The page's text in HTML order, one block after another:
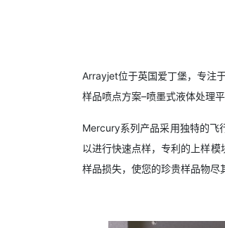
Arrayjet位于英国爱丁堡，专注
样品喷点方案–喷墨式液体处理
Mercury系列产品采用独特的飞
以进行快速点样，专利的上样
样品损失，使您的珍贵样品物尽